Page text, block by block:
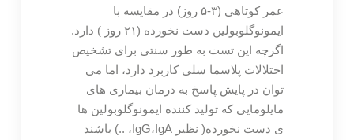
عمر کوتاهی (۳-۵ روز) در مقایسه با
ایمونوگلوبولین دست نخورده (۲۱ روز ) دارد.
اگرچه این تست به طور سنتی برای تشخیص
اختلالات پلاسما سلی کاربرد دارد، اما می
توان در پایش پاسخ به درمان بیماری های
مایلومایی که تولید کننده ایمونوگلوبولین ها
ی دست نخورده( نظیر IgG،IgA، ..) باشند